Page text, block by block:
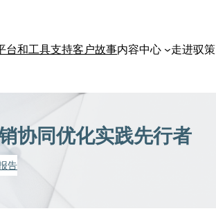
台和工具支持客户故事内容中心 走进驭策
协同优化实践先行者
告